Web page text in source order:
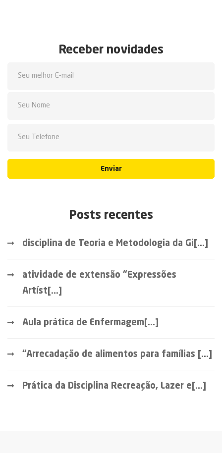
Receber novidades
Enviar
Posts recentes
disciplina de Teoria e Metodologia da Gi[...]
atividade de extensão “Expressões
Artíst[...]
Aula prática de Enfermagem[...]
“Arrecadação de alimentos para famílias [...]
Prática da Disciplina Recreação, Lazer e[...]